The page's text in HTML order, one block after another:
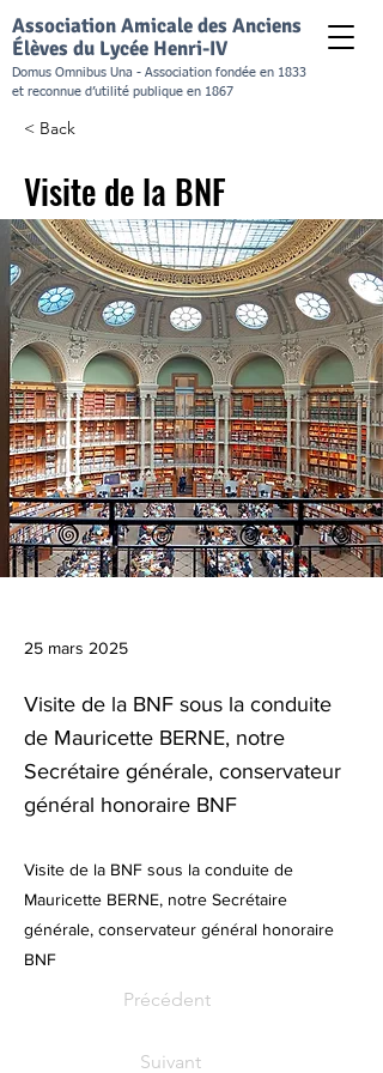
Association Amicale des Anciens
Élèves du Lycée Henri-IV
Domus Omnibus Una - Association fondée en 1833
et reconnue d’utilité publique en 1867
< Back
Visite de la BNF
25 mars 2025
Visite de la BNF sous la conduite
de Mauricette BERNE, notre
Secrétaire générale, conservateur
général honoraire BNF
Visite de la BNF sous la conduite de
Mauricette BERNE, notre Secrétaire
générale, conservateur général honoraire
BNF
Précédent
Suivant